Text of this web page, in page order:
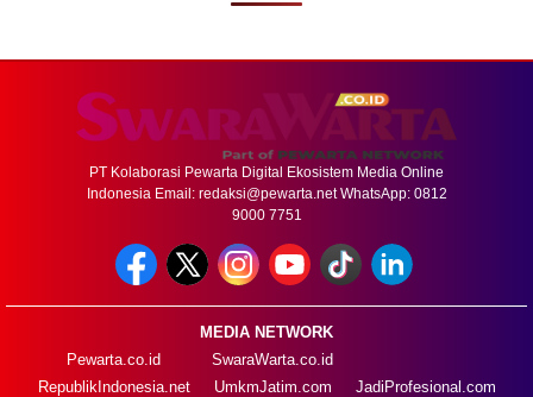
PT Kolaborasi Pewarta Digital Ekosistem Media Online
Indonesia Email: redaksi@pewarta.netWhatsApp: 0812
9000 7751
MEDIA NETWORK
Pewarta.co.id
RepublikIndonesia.net
SwaraWarta.co.id
UmkmJatim.com
JadiProfesional.com